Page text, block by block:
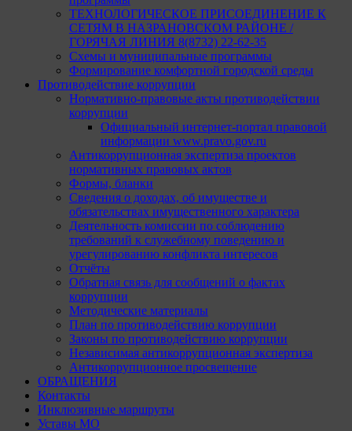
ТЕХНОЛОГИЧЕСКОЕ ПРИСОЕДИНЕНИЕ К
СЕТЯМ В НАЗРАНОВСКОМ РАЙОНЕ /
ГОРЯЧАЯ ЛИНИЯ 8(8732) 22-62-35
Схемы и муниципальные программы
Формирование комфортной городской среды
Противодействие коррупции
Нормативно-правовые акты противодействии
коррупции
Официальный интернет-портал правовой
информации www.pravo.gov.ru
Антикоррупционная экспертиза проектов
нормативных правовых актов
Формы, бланки
Сведения о доходах, об имуществе и
обязательствах имущественного характера
Деятельность комиссии по соблюдению
требований к служебному поведению и
урегулированию конфликта интересов
Отчёты
Обратная связь для сообщений о фактах
коррупции
Методические материалы
План по противодействию коррупции
Законы по противодействию коррупции
Независимая антикоррупционная экспертиза
Антикоррупционное просвещение
ОБРАЩЕНИЯ
Контакты
Инклюзивные маршруты
Уставы МО